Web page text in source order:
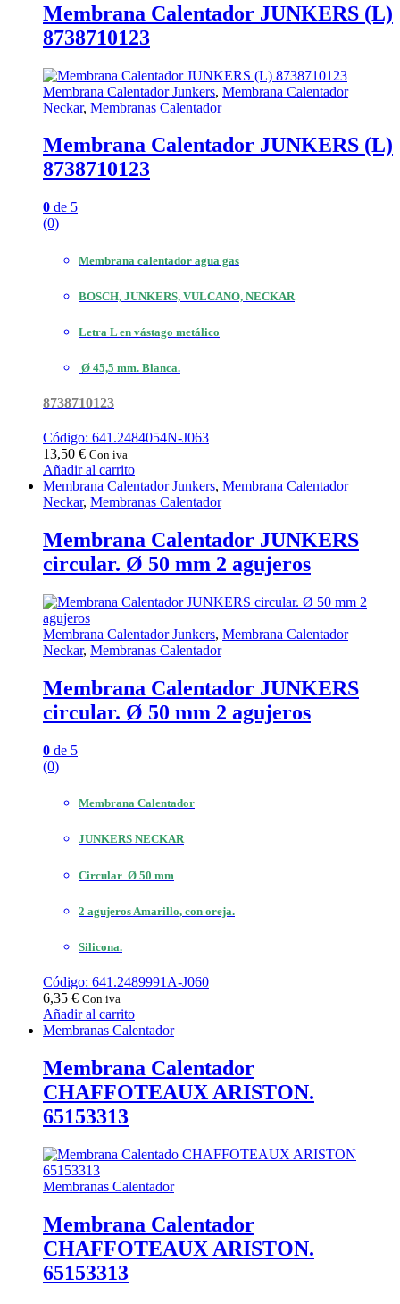
Membrana Calentador JUNKERS (L)
8738710123
Membrana Calentador Junkers, Membrana Calentador
Neckar, Membranas Calentador
Membrana Calentador JUNKERS (L)
8738710123
0 de 5
(0)
Membrana calentador agua gas
BOSCH, JUNKERS, VULCANO, NECKAR
Letra L en vástago metálico
Ø 45,5 mm. Blanca.
8738710123
Código: 641.2484054N-J063
13,50 € Con iva
Añadir al carrito
Membrana Calentador Junkers, Membrana Calentador
Neckar, Membranas Calentador
Membrana Calentador JUNKERS
circular. Ø 50 mm 2 agujeros
Membrana Calentador Junkers, Membrana Calentador
Neckar, Membranas Calentador
Membrana Calentador JUNKERS
circular. Ø 50 mm 2 agujeros
0 de 5
(0)
Membrana Calentador
JUNKERS NECKAR
Circular Ø 50 mm
2 agujeros Amarillo, con oreja.
Silicona.
Código: 641.2489991A-J060
6,35 € Con iva
Añadir al carrito
Membranas Calentador
Membrana Calentador
CHAFFOTEAUX ARISTON.
65153313
Membranas Calentador
Membrana Calentador
CHAFFOTEAUX ARISTON.
65153313